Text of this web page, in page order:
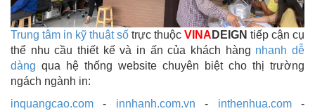
Trung tâm in kỹ thuật số trực thuộc VINA DEIGN tiếp cận cụ
thể nhu cầu thiết kế và in ấn của khách hàng nhanh dễ
dàng qua hệ thống website chuyên biệt cho thị trường
ngách ngành in:
inquangcao.com - innhanh.com.vn - inthenhua.com-